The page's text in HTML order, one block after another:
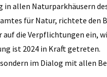
allen Naturparkhäusern
für Natur, richtete den
die Verpflichtungen ein,
ist 2024 in Kraft getreten.
im Dialog mit allen